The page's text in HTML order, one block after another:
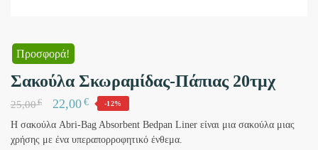
Προσφορά!
Σακούλα Σκωραμίδας-Πάπιας 20τμχ
25,00€ 22,00€ -12%
Η σακούλα Abri-Bag Absorbent Bedpan Liner είναι μια σακούλα μιας
χρήσης με ένα υπεραπορροφητικό ένθεμα.